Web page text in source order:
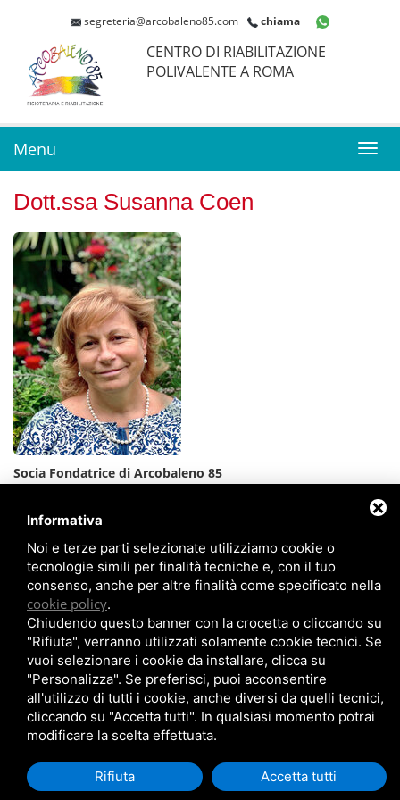
segreteria@arcobaleno85.com chiama
CENTRO DI RIABILITAZIONE
POLIVALENTE A ROMA
Menu
Dott.ssa Susanna Coen
Socia Fondatrice di Arcobaleno 85
HOME CHI SIAMO
TECNICHE/TRATTAMENTI
APPROFONDIMENTI
DOCUMENTAZIONE
CONTATTI
Arcobaleno '85 - P.IVA: 01739921003
Privacy Policy-Cookie Policy
Posizionamento Siti by TopsuiMotori
Informativa
Noi e terze parti selezionate utilizziamo cookie o
tecnologie simili per finalità tecniche e, con il tuo
consenso, anche per altre finalità come specificato nella
cookie policy.
Chiudendo questo banner con la crocetta o cliccando su
"Rifiuta", verranno utilizzati solamente cookie tecnici. Se
vuoi selezionare i cookie da installare, clicca su
"Personalizza". Se preferisci, puoi acconsentire
all'utilizzo di tutti i cookie, anche diversi da quelli tecnici,
cliccando su "Accetta tutti". In qualsiasi momento potrai
modificare la scelta effettuata.
Rifiuta Accetta tutti